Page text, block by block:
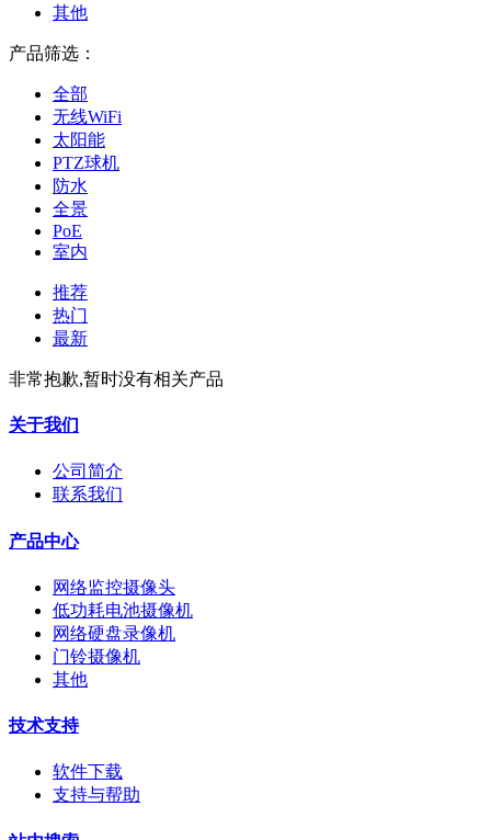
其他
产品筛选：
全部
无线WiFi
太阳能
PTZ球机
防水
全景
PoE
室内
推荐
热门
最新
非常抱歉,暂时没有相关产品
关于我们
公司简介
联系我们
产品中心
网络监控摄像头
低功耗电池摄像机
网络硬盘录像机
门铃摄像机
其他
技术支持
软件下载
支持与帮助